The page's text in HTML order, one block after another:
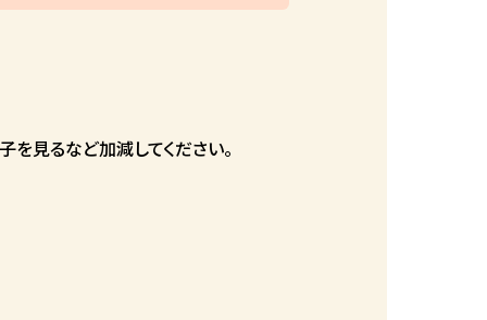
見るなど加減してください。